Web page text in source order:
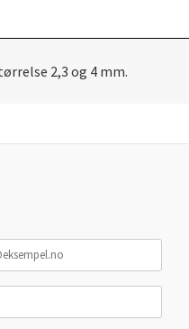
2,3 og 4 mm.